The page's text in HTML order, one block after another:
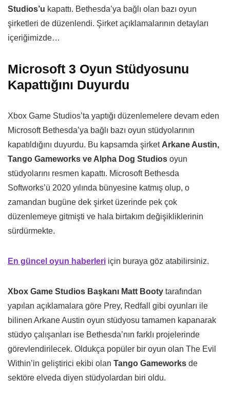
Studios’u kapattı. Bethesda’ya bağlı olan bazı oyun
şirketleri de düzenlendi. Şirket açıklamalarının detayları
içeriğimizde…
Microsoft 3 Oyun Stüdyosunu
Kapattığını Duyurdu
Xbox Game Studios’ta yaptığı düzenlemelere devam eden
Microsoft Bethesda’ya bağlı bazı oyun stüdyolarının
kapatıldığını duyurdu. Bu kapsamda şirket Arkane Austin,
Tango Gameworks ve Alpha Dog Studios oyun
stüdyolarını resmen kapattı. Microsoft Bethesda
Softworks’ü 2020 yılında bünyesine katmış olup, o
zamandan bugüne dek şirket üzerinde pek çok
düzenlemeye gitmişti ve hala birtakım değişikliklerinin
sürdürmekte.
En güncel oyun haberleri için buraya göz atabilirsiniz.
Xbox Game Studios Başkanı Matt Booty tarafından
yapılan açıklamalara göre Prey, Redfall gibi oyunları ile
bilinen Arkane Austin oyun stüdyosu tamamen kapanarak
stüdyo çalışanları ise Bethesda’nın farklı projelerinde
görevlendirilecek. Oldukça popüler bir oyun olan The Evil
Within’in geliştirici ekibi olan Tango Gameworks de
sektöre elveda diyen stüdyolardan biri oldu.